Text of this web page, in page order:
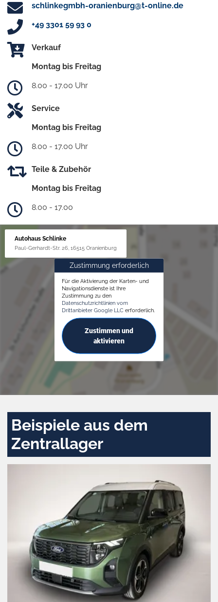
schlinkegmbh-oranienburg@t-online.de
+49 3301 59 93 0
Verkauf
Montag bis Freitag
8.00 - 17.00 Uhr
Service
Montag bis Freitag
8.00 - 17.00 Uhr
Teile & Zubehör
Montag bis Freitag
8.00 - 17.00
Autohaus Schlinke
Paul-Gerhardt-Str. 26, 16515 Oranienburg
Zustimmung erforderlich
Für die Aktivierung der Karten- und
Navigationsdienste ist Ihre
Zustimmung zu den
Datenschutzrichtlinien vom
Drittanbieter Google LLC erforderlich.
Zustimmen und
aktivieren
Beispiele aus dem
Zentrallager